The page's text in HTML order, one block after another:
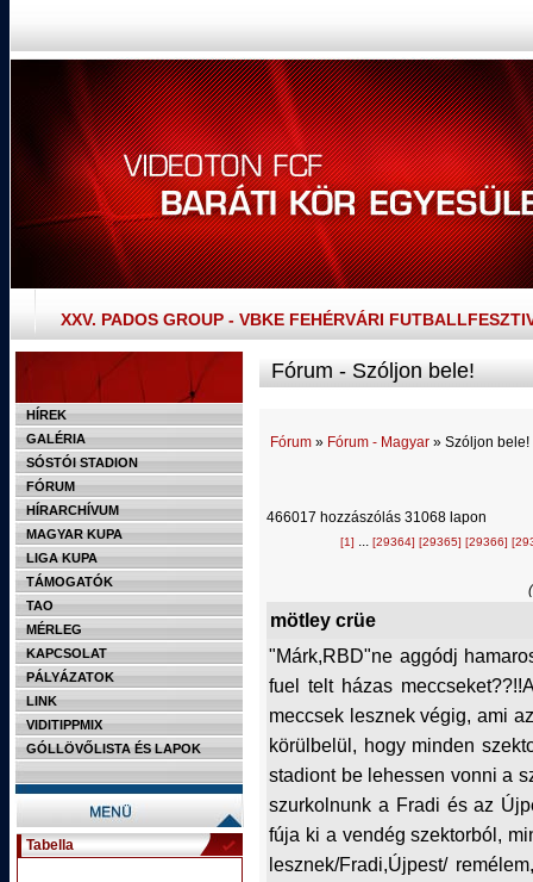
XXV. PADOS GROUP - VBKE FEHÉRVÁRI
HÍREK
GALÉRIA
SÓSTÓI STADION
FÓRUM
HÍRARCHÍVUM
MAGYAR KUPA
LIGA KUPA
TÁMOGATÓK
TAO
MÉRLEG
KAPCSOLAT
PÁLYÁZATOK
LINK
VIDITIPPMIX
GÓLLÖVŐLISTA ÉS LAPOK
Tabella
Fórum - Szóljon bele!
Fórum » Fórum - Magyar » Szóljon bele!
466017 hozzászólás 31068 lapon
[1] ... [29364] [29365] [29366]
mötley crüe
"Márk,RBD"ne aggódj
fuel telt házas
meccsek lesznek végig, ami
körülbelül, hogy minden
stadiont be lehessen vonni a
szurkolnunk a Fradi és az
fúja ki a vendég szektorból,
lesznek/Fradi,Újpest/